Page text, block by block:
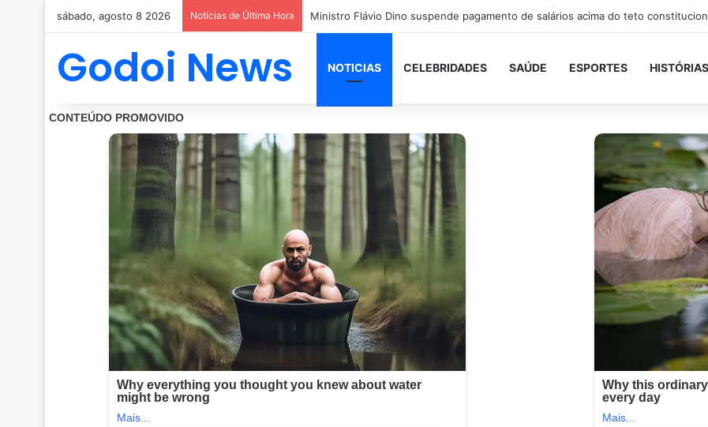
sábado, agosto 8 2026 Notícias de Última Hora Ministro Flávio Dino suspende pagamento de salários acima do teto
Godoi News NOTICIAS CELEBRIDADES SAÚDE ESPORTES HISTÓRIAS